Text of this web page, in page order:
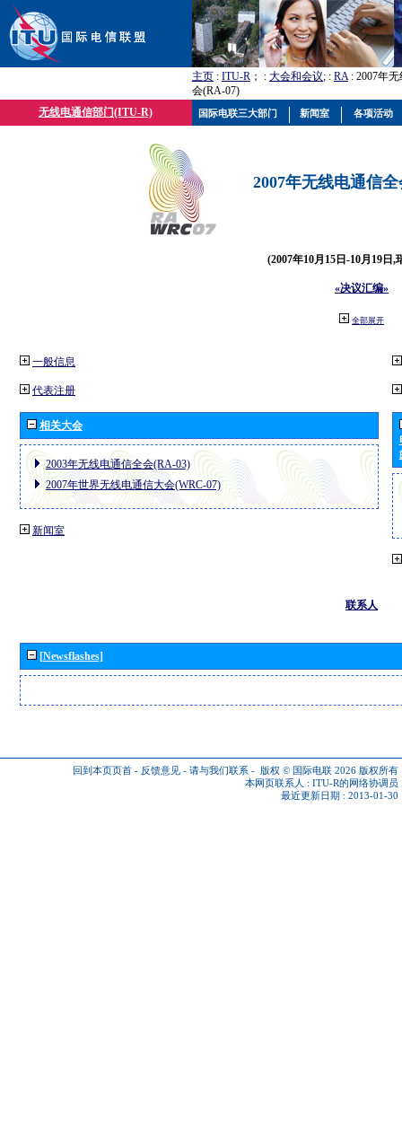
主页 : ITU-R ； : 大会和会议; : RA: 2007年
会(RA-07)
无线电通信部门(ITU-R)
2007年无线电通信
(2007年10月15日-10月19日,
«决议汇编»
全部展开
一般信息
代表注册
相关大会
2003年无线电通信全会(RA-03)
2007年世界无线电通信大会(WRC-07)
新闻室
联系人
[Newsflashes]
回到本页页首 - 反馈意见 - 请与我们联系 - 版权 © 国际电联 2026 版权所有
本网页联系人 : ITU-R的网络协调员
最近更新日期 : 2013-01-30
国际电联三大部门 新闻室 各项活动